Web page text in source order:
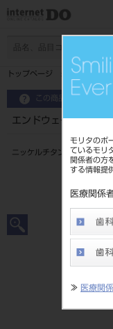
モリタのポ
ているモリ
関係者の方
する情報提
医療関係
≫ 医療関
トップページ エンドウ
この商品に関するお問
エンドウェーブ 06
ニッケルチタン製ファイル